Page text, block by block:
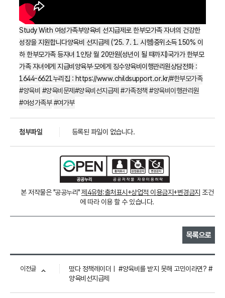
Study With 여성가족부양육비 선지급제로 한부모가족 자녀의 건강한
성장을 지원합니다양육비 선지급제 ('25. 7. 1. 시행)중위소득 150% 이
하 한부모가족 등자녀 1인당 월 20만원(성년이 될 때까지)국가가 한부모
가족 자녀에게 지급비양육부·모에게 징수양육비이행관리원상담전화 :
1644-6621누리집 : https://www.childsupport.or.kr/#한부모가족
#양육비 #양육비문제 #양육비선지급제 #가족정책 #양육비이행관리원
#여성가족부 #여가부
첨부파일 등록된 파일이 없습니다.
본 저작물은 "공공누리"제4유형:출처표시+상업적 이용금지+변경금지 조건
에 따라 이용 할 수 있습니다.
목록으로
이전글
떴다 정책레이더ㅣ #양육비를 받지 못해 고민이라면? #
양육비선지급제